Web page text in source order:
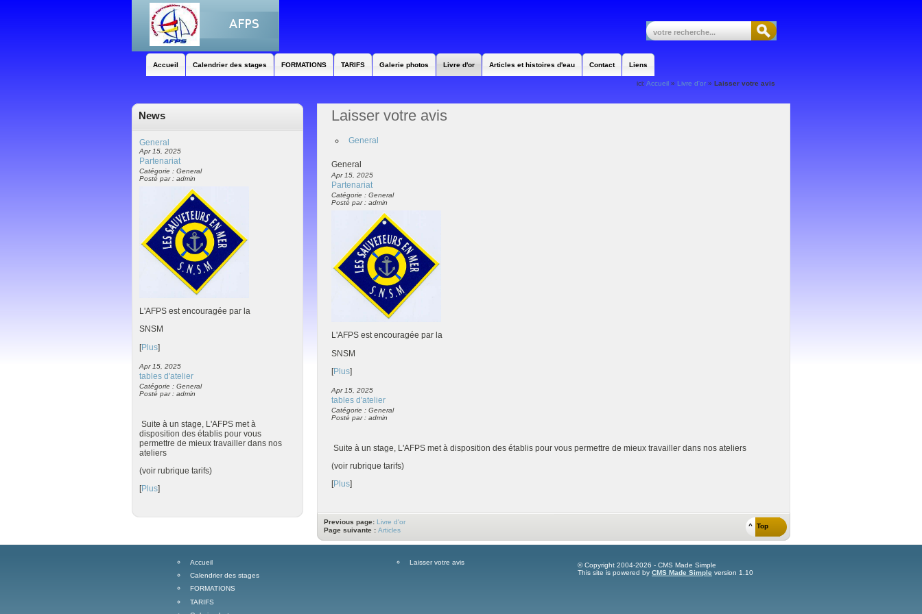
Accueil Calendrier des stages FORMATIONS TARIFS Galerie photos Livre d'or Articles et histoires d'eau Contact Liens
ici:Accueil » Livre d'or »Laisser votre avis
News
General
Apr 15, 2025
Partenariat
Catégorie : General
Posté par : admin
L'AFPS est encouragée par la
SNSM
[Plus]
Apr 15, 2025
tables d'atelier
Catégorie : General
Posté par : admin
Suite à un stage, L'AFPS met à
disposition des établis pour vous
permettre de mieux travailler dans nos
ateliers
(voir rubrique tarifs)
[Plus]
Laisser votre avis
General
General
Apr 15, 2025
Partenariat
Catégorie : General
Posté par : admin
L'AFPS est encouragée par la
SNSM
[Plus]
Apr 15, 2025
tables d'atelier
Catégorie : General
Posté par : admin
Suite à un stage, L'AFPS met à disposition des établis pour vous permettre de mieux travailler dans nos ateliers
(voir rubrique tarifs)
[Plus]
^ Top
Previous page: Livre d'or
Page suivante : Articles
Accueil
Calendrier des stages
FORMATIONS
TARIFS
Laisser votre avis
© Copyright 2004-2026 - CMS Made Simple
This site is powered by CMS Made Simple version 1.10